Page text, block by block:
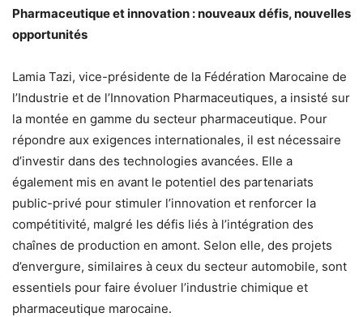
Pharmaceutique et innovation : nouveaux défis, nouvelles
opportunités
Lamia Tazi, vice-présidente de la Fédération Marocaine de
l’Industrie et de l’Innovation Pharmaceutiques, a insisté sur
la montée en gamme du secteur pharmaceutique. Pour
répondre aux exigences internationales, il est nécessaire
d’investir dans des technologies avancées. Elle a
également mis en avant le potentiel des partenariats
public-privé pour stimuler l’innovation et renforcer la
compétitivité, malgré les défis liés à l’intégration des
chaînes de production en amont. Selon elle, des projets
d’envergure, similaires à ceux du secteur automobile, sont
essentiels pour faire évoluer l’industrie chimique et
pharmaceutique marocaine.